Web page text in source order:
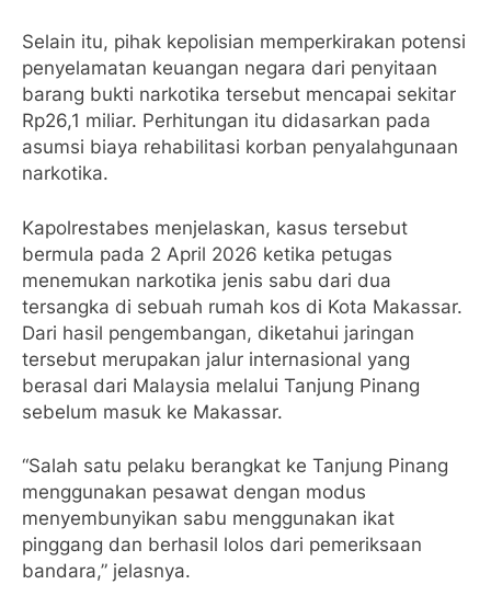
Selain itu, pihak kepolisian memperkirakan potensi
penyelamatan keuangan negara dari penyitaan
barang bukti narkotika tersebut mencapai sekitar
Rp26,1 miliar. Perhitungan itu didasarkan pada
asumsi biaya rehabilitasi korban penyalahgunaan
narkotika.
Kapolrestabes menjelaskan, kasus tersebut
bermula pada 2 April 2026 ketika petugas
menemukan narkotika jenis sabu dari dua
tersangka di sebuah rumah kos di Kota Makassar.
Dari hasil pengembangan, diketahui jaringan
tersebut merupakan jalur internasional yang
berasal dari Malaysia melalui Tanjung Pinang
sebelum masuk ke Makassar.
“Salah satu pelaku berangkat ke Tanjung Pinang
menggunakan pesawat dengan modus
menyembunyikan sabu menggunakan ikat
pinggang dan berhasil lolos dari pemeriksaan
bandara,” jelasnya.